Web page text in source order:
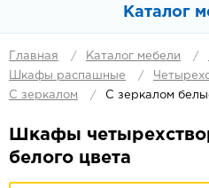
Каталог
Главная Каталог мебели
Шкафы распашные
С зеркалом
С зеркалом
Шкафы
белого цвета